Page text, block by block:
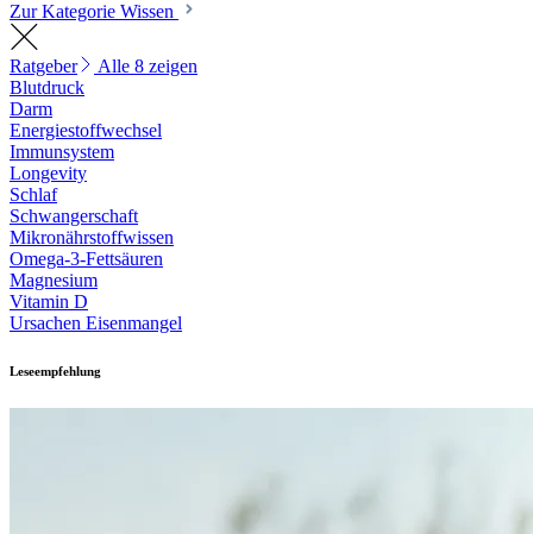
Zur Kategorie Wissen
Ratgeber
Alle 8 zeigen
Blutdruck
Darm
Energiestoffwechsel
Immunsystem
Longevity
Schlaf
Schwangerschaft
Mikronährstoffwissen
Omega-3-Fettsäuren
Magnesium
Vitamin D
Ursachen Eisenmangel
Leseempfehlung